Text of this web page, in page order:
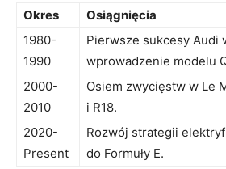
Okres
Osiągnięcia
1980-
1990
Pierwsze sukcesy Audi
wprowadzenie modelu
2000-
2010
Osiem zwycięstw w Le
i R18.
2020-
Present
Rozwój strategii
do Formuły E.